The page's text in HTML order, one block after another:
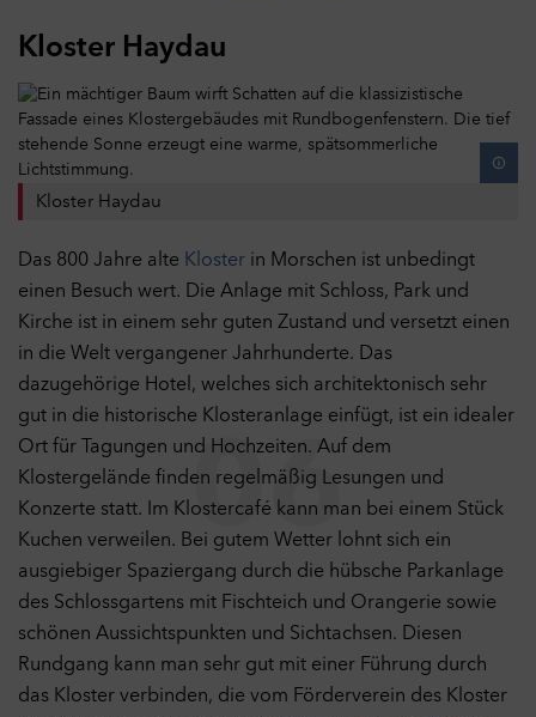
Kloster Haydau
Kloster Haydau
06
Das 800 Jahre alte Kloster in Morschen ist unbedingt
einen Besuch wert. Die Anlage mit Schloss, Park und
Kirche ist in einem sehr guten Zustand und versetzt einen
in die Welt vergangener Jahrhunderte. Das
dazugehörige Hotel, welches sich architektonisch sehr
gut in die historische Klosteranlage einfügt, ist ein idealer
Ort für Tagungen und Hochzeiten. Auf dem
Klostergelände finden regelmäßig Lesungen und
Konzerte statt. Im Klostercafé kann man bei einem Stück
Kuchen verweilen. Bei gutem Wetter lohnt sich ein
ausgiebiger Spaziergang durch die hübsche Parkanlage
des Schlossgartens mit Fischteich und Orangerie sowie
schönen Aussichtspunkten und Sichtachsen. Diesen
Rundgang kann man sehr gut mit einer Führung durch
das Kloster verbinden, die vom Förderverein des Kloster
Datenschutzeinstellungen
Hier können Sie Ihre Datenschutz- und
Privatsphäreeinstellungen anpassen. Weitere Informationen
finden Sie in unsererDatenschutzerklärung .
Notwendige Cookies
Technisch notwendige Cookies helfen dabei eine Webseite
Seitennavigation und Zugriff auf sichere Bereiche der Webseite
ermöglichen. Die Webseite kann ohne diese Cookies nicht
richtig funktionieren.
Cookies
Performance
Mit diesen Cookies kann die Reichweite unseres eigenen
Angebots gemessen werden. Die Cookies ermöglichen es uns